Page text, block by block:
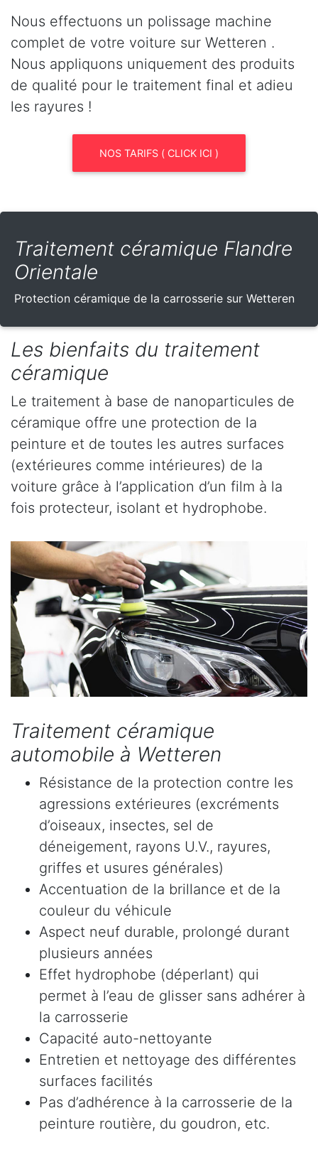
Nous effectuons un polissage machine
complet de votre voiture sur Wetteren .
Nous appliquons uniquement des produits
de qualité pour le traitement final et adieu
les rayures !
NOS TARIFS ( CLICK ICI )
Traitement céramique Flandre
Orientale
Protection céramique de la carrosserie sur Wetteren
Les bienfaits du traitement
céramique
Le traitement à base de nanoparticules de
céramique offre une protection de la
peinture et de toutes les autres surfaces
(extérieures comme intérieures) de la
voiture grâce à l’application d’un film à la
fois protecteur, isolant et hydrophobe.
Traitement céramique
automobile à Wetteren
Résistance de la protection contre les
agressions extérieures (excréments
d’oiseaux, insectes, sel de
déneigement, rayons U.V., rayures,
griffes et usures générales)
Accentuation de la brillance et de la
couleur du véhicule
Aspect neuf durable, prolongé durant
plusieurs années
Effet hydrophobe (déperlant) qui
permet à l’eau de glisser sans adhérer à
la carrosserie
Capacité auto-nettoyante
Entretien et nettoyage des différentes
surfaces facilités
Pas d’adhérence à la carrosserie de la
peinture routière, du goudron, etc.